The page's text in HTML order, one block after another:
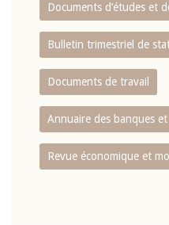
Documents d’études et
Bulletin trimestriel de
Documents de travail
Annuaire des banques
Revue économique et